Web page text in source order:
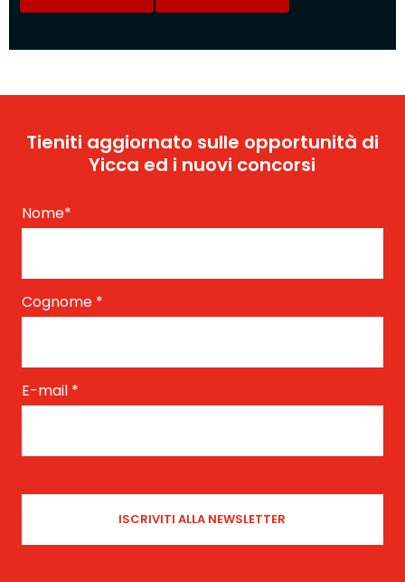
Tieniti aggiornato sulle opportunità di
Yicca ed i nuovi concorsi
Nome*
Cognome *
E-mail *